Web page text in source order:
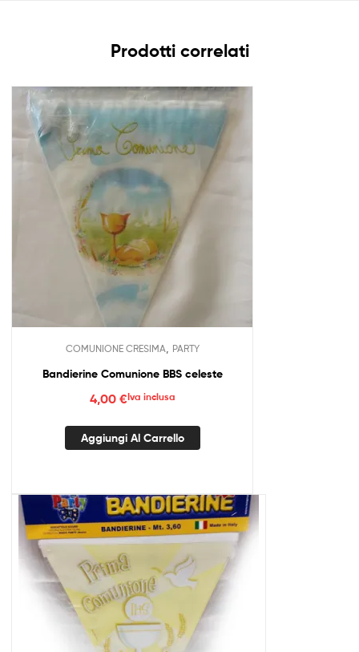
Prodotti correlati
COMUNIONE CRESIMA PARTY
Bandierine Comunione BBS celeste
4,00 €Iva inclusa
Aggiungi Al Carrello